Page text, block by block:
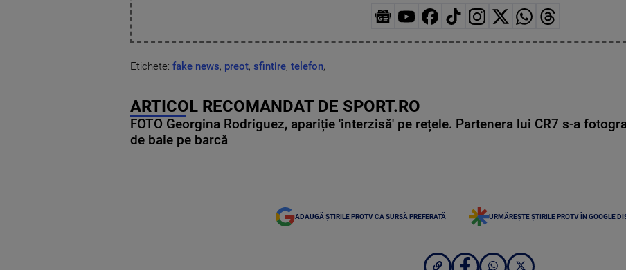
Etichete: fake news, preot, sfintire, telefon,
ARTICOL RECOMANDAT DE SPORT.RO
FOTO Georgina Rodriguez, apariție 'interzisă' pe rețele. Partenera lui CR7 s-a
de baie pe barcă
ADAUGĂ ȘTIRILE PROTV CA SURSĂ PREFERATĂ URMĂREȘTE ȘTIRILE PROTV ÎN GOOGLE